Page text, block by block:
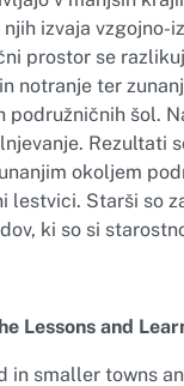
izvaja
prostor se
notranje ter
podružničnih šol.
Rezultati
okoljem
lestvici. Starši so
ki so si
Lessons and
in smaller towns